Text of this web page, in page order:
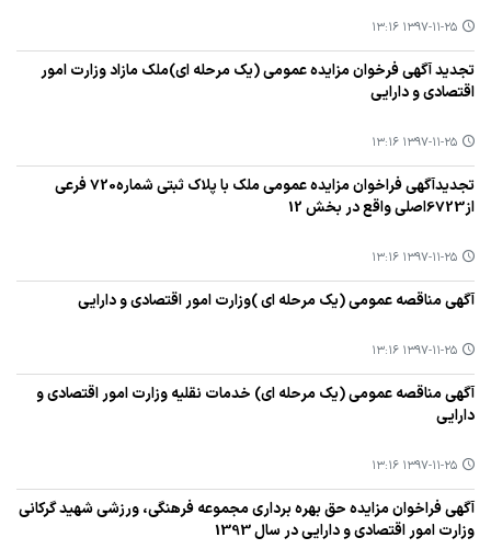
۱۳۹۷-۱۱-۲۵ ۱۳:۱۶
تجدید آگهی فرخوان مزایده عمومی (یك مرحله ای)ملك مازاد وزارت امور
اقتصادی و دارایی
۱۳۹۷-۱۱-۲۵ ۱۳:۱۶
تجدیدآگهی فراخوان مزایده عمومی ملك با پلاك ثبتی شماره720 فرعی
از6723اصلی واقع در بخش 12
۱۳۹۷-۱۱-۲۵ ۱۳:۱۶
آگهی مناقصه عمومی (یك مرحله ای )وزارت امور اقتصادی و دارایی
۱۳۹۷-۱۱-۲۵ ۱۳:۱۶
آگهی مناقصه عمومی (یك مرحله ای) خدمات نقلیه وزارت امور اقتصادی و
دارایی
۱۳۹۷-۱۱-۲۵ ۱۳:۱۶
آگهی فراخوان مزایده حق بهره برداری مجموعه فرهنگی، ورزشی شهید گركانی
وزارت امور اقتصادی و دارایی در سال 1393